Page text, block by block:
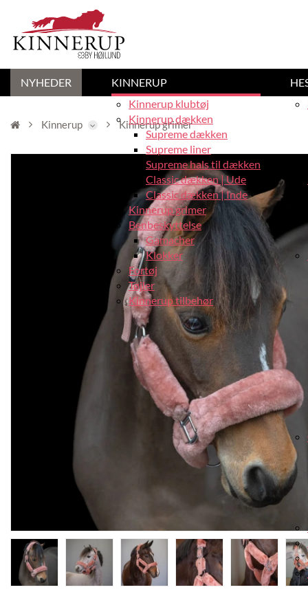
NYHEDER
KINNERUP
Kinnerup klubtøj
Kinnerup dækken
Supreme dækken
Supreme liner
Supreme hals til dækken
Classic dækken | Ude
Classic dækken | Inde
Kinnerup grimer
Benbeskyttelse
Gamacher
Klokker
Fortøj
Tøjler
Kinnerup tilbehør
Kinnerup Kinnerup grimer